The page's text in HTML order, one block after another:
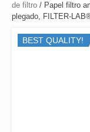
de filtro / Papel filtro
plegado, FILTER-
BEST QUALITY!